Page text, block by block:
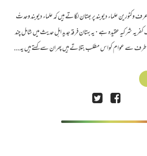
علماء دیوبند پر بھتان لگاتے ہیں کہ علماء دیوبند وحدتُ
الوجود کا عقیدہ رکھتے ہیں جوکہ ایک کفریہ شرکیہ عقیدہ ہے ۰ یہ بہتان فرقہ جدید اہل حدیث میں شامل چند
طرف سے عوام کواس مطلب بتلاتے ہیں پھران سے کہتے ہیں یہ...